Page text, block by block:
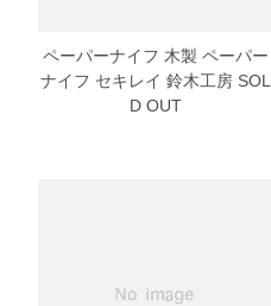
ペーパーナイフ 木製 ペーパー
ナイフ セキレイ 鈴木工房SOL
D OUT